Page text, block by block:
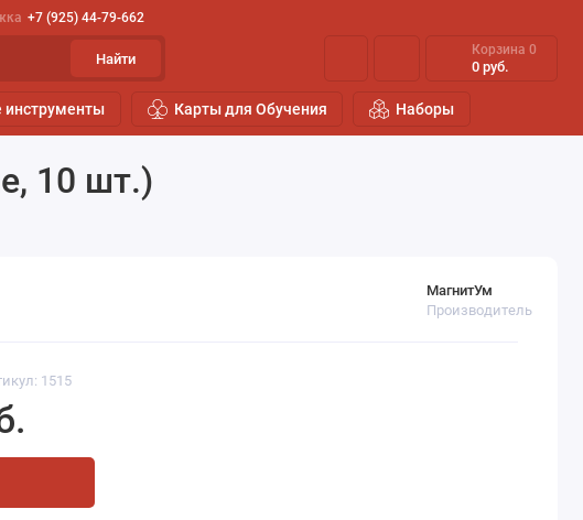
+7 (925) 44-79-662
Найти
Корзина 0
0 руб.
инструменты Карты для Обучения Наборы
10 шт.)
1515
МагнитУм
Производитель